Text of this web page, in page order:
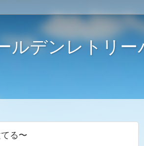
ルデンレトリ
る〜